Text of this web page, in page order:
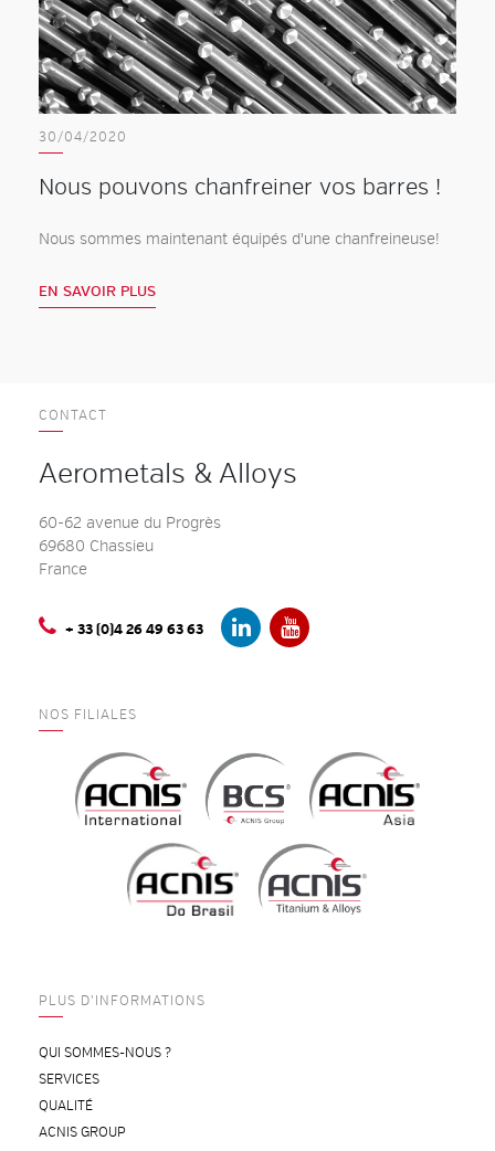
30/04/2020
Nous pouvons chanfreiner vos barres !
Nous sommes maintenant équipés d'une chanfreineuse!
EN SAVOIR PLUS
CONTACT
Aerometals & Alloys
60-62 avenue du Progrès
69680 Chassieu
France
+ 33 (0)4 26 49 63 63
NOS FILIALES
PLUS D'INFORMATIONS
QUI SOMMES-NOUS ?
SERVICES
QUALITÉ
ACNIS GROUP